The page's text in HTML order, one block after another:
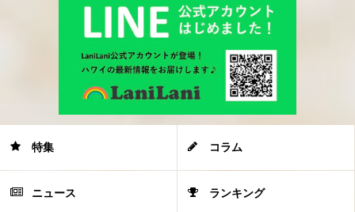
特集 コラム
ニュース ランキング